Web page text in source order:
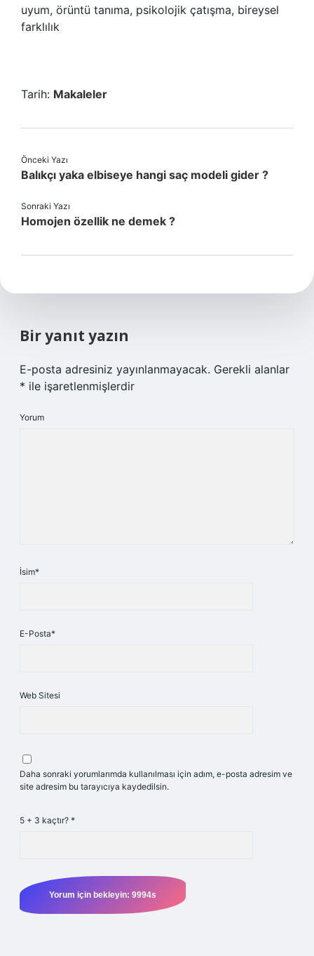
uyum, örüntü tanıma, psikolojik çatışma, bireysel
farklılık
Tarih: Makaleler
Önceki Yazı
Balıkçı yaka elbiseye hangi saç modeli gider ?
Sonraki Yazı
Homojen özellik ne demek ?
Bir yanıt yazın
E-posta adresiniz yayınlanmayacak. Gerekli alanlar
* ile işaretlenmişlerdir
Yorum
İsim*
E-Posta*
Web Sitesi
Daha sonraki yorumlarımda kullanılması için adım, e-posta adresim ve
site adresim bu tarayıcıya kaydedilsin.
5 + 3 kaçtır? *